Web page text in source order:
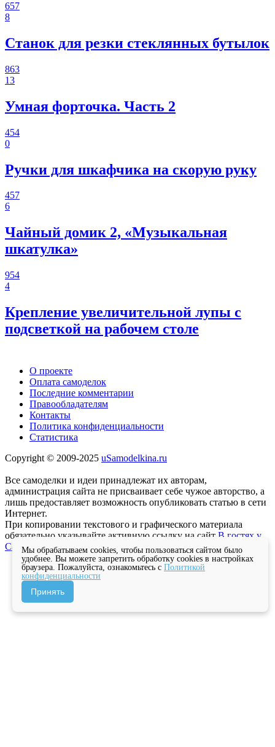
657
8
Станок для резки стеклянных бутылок
863
13
Умная форточка. Часть 2
454
0
Ручки для шкафчика на скорую руку
457
6
Чайный домик 2, «Музыкальная
шкатулка»
954
4
Крепление увеличительной лупы с
подсветкой на рабочем столе
О проекте
Оплата самоделок
Последние комментарии
Правообладателям
Контакты
Политика конфиденциальности
Статистика
Copyright © 2009-2025 uSamodelkina.ru
Все самоделки и идеи принадлежат их авторам,
администрация сайта не присваивает себе чужое авторство, а
лишь предоставляет возможность опубликовать статью в сети
Интернет.
При копировании текстового и графического материала
обязательно указывайте активную ссылку на сайт В гостях у
Самоделкина
Мы обрабатываем cookies, чтобы пользоваться сайтом было
удобнее. Вы можете запретить обработку cookies в настройках
браузера. Пожалуйста, ознакомьтесь с Политикой
конфиденциальности
Принять